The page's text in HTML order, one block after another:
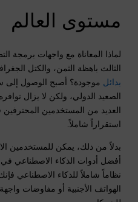
مستوى العالم
لماذا المعاناة مع واجهات برمجة
الثالث باهظة الثمن، والكتل
بدائل
الصعيد الدولي، ولكن لا يزال
العديد من المستخدمين
استقراراً شاملاً.
بدلاً من ذلك، يمكن للمستخدمين
أفضل أدوات الذكاء الاصطناعي في
نظاماً شاملاً للذكاء الاصطناعي
الهواتف الأجنبية أو مفاوضات